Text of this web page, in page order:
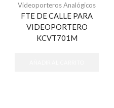
Videoporteros Analógicos
FTE DE CALLE PARA
VIDEOPORTERO
KCVT701M